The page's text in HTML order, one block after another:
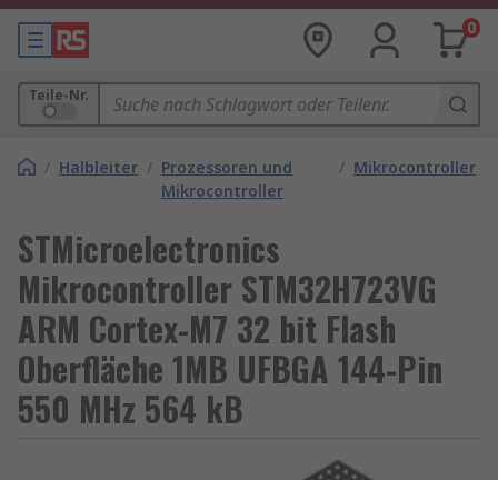
0
Teile-Nr.
/ Halbleiter / Prozessoren und
Mikrocontroller
/ Mikrocontroller
STMicroelectronics
Mikrocontroller STM32H723VG
ARM Cortex-M7 32 bit Flash
Oberfläche 1MB UFBGA 144-Pin
550 MHz 564 kB